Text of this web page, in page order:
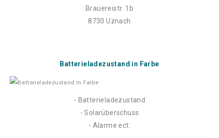
Brauereistr. 1b
8730 Uznach
Batterieladezustand in Farbe
- Batterieladezustand
- Solarüberschuss
- Alarme ect.